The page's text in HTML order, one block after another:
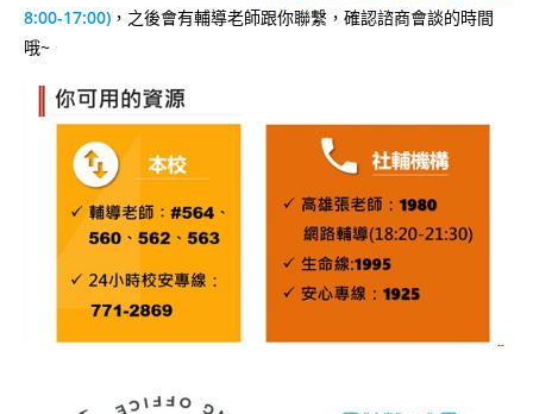
8:00-17:00) ，之後會有輔導老師跟你聯繫，確認諮商會談的時間
哦~